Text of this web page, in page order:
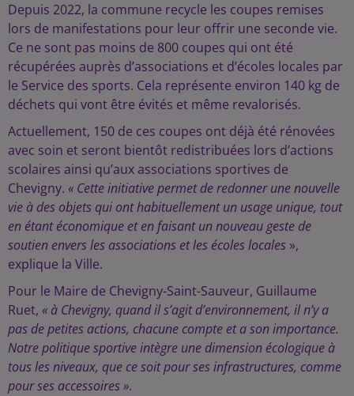
Depuis 2022, la commune recycle les coupes remises
lors de manifestations pour leur offrir une seconde vie.
Ce ne sont pas moins de 800 coupes qui ont été
récupérées auprès d’associations et d’écoles locales par
le Service des sports. Cela représente environ 140 kg de
déchets qui vont être évités et même revalorisés.
Actuellement, 150 de ces coupes ont déjà été rénovées
avec soin et seront bientôt redistribuées lors d’actions
scolaires ainsi qu’aux associations sportives de
Chevigny. « Cette initiative permet de redonner une nouvelle
vie à des objets qui ont habituellement un usage unique, tout
en étant économique et en faisant un nouveau geste de
soutien envers les associations et les écoles locales »,
explique la Ville.
Pour le Maire de Chevigny-Saint-Sauveur, Guillaume
Ruet, « à Chevigny, quand il s’agit d’environnement, il n’y a
pas de petites actions, chacune compte et a son importance.
Notre politique sportive intègre une dimension écologique à
tous les niveaux, que ce soit pour ses infrastructures, comme
pour ses accessoires ».